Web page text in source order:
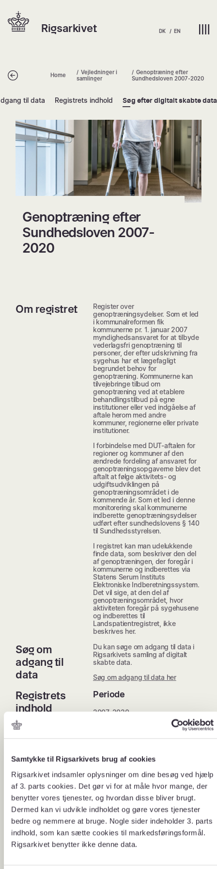
Samtykke til Rigsarkivets brug af cookies
Rigsarkivet indsamler oplysninger om dine besøg ved hjælp
af 3. parts cookies. Det gør vi for at måle hvor mange, der
benytter vores tjenester, og hvordan disse bliver brugt.
Dermed kan vi udvikle indholdet og gøre vores tjenester
bedre og nemmere at bruge. Nogle sider indeholder 3. parts
indhold, som kan sætte cookies til markedsføringsformål.
Rigsarkivet benytter ikke denne data.
Spring
indhold
Hjem | Home
Rigsarkivet DK EN
Tilbage Home
Vejledninger i
samlinger
Genoptræning efter
Sundhedsloven 2007-2020
til data Registrets indhold Søg efter digitalt skabte data
Genoptræning efter
Genoptræning efter
Sundhedsloven 2007-
2020
Om registret
Register over
genoptræningsydelser. Som et led
i kommunalreformen fik
kommunerne pr. 1. januar 2007
myndighedsansvaret for at tilbyde
vederlagsfri genoptræning til
personer, der efter udskrivning fra
sygehus har et lægefagligt
begrundet behov for
genoptræning. Kommunerne kan
tilvejebringe tilbud om
genoptræning ved at etablere
behandlingstilbud på egne
institutioner eller ved indgåelse af
aftale herom med andre
kommuner, regionerne eller private
institutioner.
I forbindelse med DUT-aftalen for
regioner og kommuner af den
ændrede fordeling af ansvaret for
genoptræningsopgaverne blev det
aftalt at følge aktivitets- og
udgiftsudviklingen på
genoptræningsområdet i de
kommende år. Som et led i denne
monitorering skal kommunerne
indberette genoptræningsydelser
udført efter sundhedslovens § 140
til Sundhedsstyrelsen.
I registret kan man udelukkende
finde data, som beskriver den del
af genoptræningen, der foregår i
kommunerne og indberettes via
Statens Serum Instituts
Elektroniske Indberetningssystem.
Det vil sige, at den del af
genoptræningsområdet, hvor
aktiviteten foregår på sygehusene
og indberettes til
Landspatientregistret, ikke
beskrives her.
Søg om
adgang til
data
Du kan søge om adgang til data i
Rigsarkivets samling af digitalt
skabte data.
Søg om adgang til data her
Registrets
indhold
Periode
2007-2020
Afleverende myndighed
Statens Serum Institut (2012-
2015)
Sundhedsstyrelsen (2007-2012)
Registeransvarlig
Sundhedsdatastyrelsen
Population
Personer, der efter udskrivning fra